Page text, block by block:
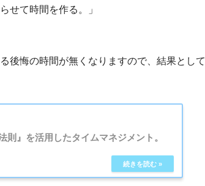
せて時間を作る。」
後悔の時間が無くなりますので、結果として
則』を活用したタイムマネジメント。